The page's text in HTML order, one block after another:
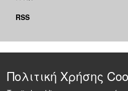
RSS
Πολιτική Χρήσης